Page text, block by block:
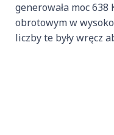
generowała moc
obrotowym w
liczby te były wręcz